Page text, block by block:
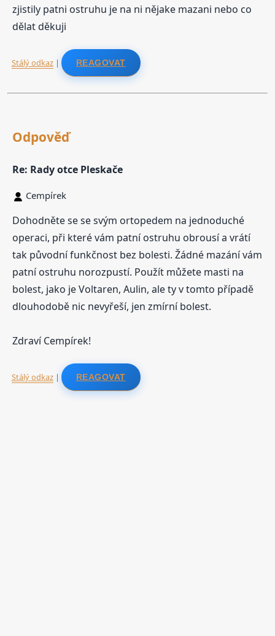
zjistily patni ostruhu je na ni nějake mazani nebo co
dělat děkuji
Stálý odkaz| REAGOVAT
Odpověď
Re: Rady otce Pleskače
Cempírek
Dohodněte se se svým ortopedem na jednoduché
operaci, při které vám patní ostruhu obrousí a vrátí
tak původní funkčnost bez bolesti. Žádné mazání vám
patní ostruhu norozpustí. Použít můžete masti na
bolest, jako je Voltaren, Aulin, ale ty v tomto případě
dlouhodobě nic nevyřeší, jen zmírní bolest.
Zdraví Cempírek!
Stálý odkaz| REAGOVAT